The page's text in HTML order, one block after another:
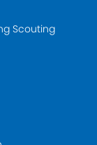
Scouting